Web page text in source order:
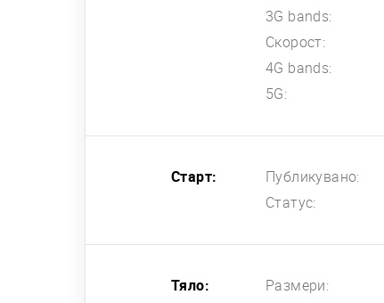
3G bands:
Скорост:
4G bands:
5G:
Старт: Публикувано:
Статус:
Тяло: Размери: